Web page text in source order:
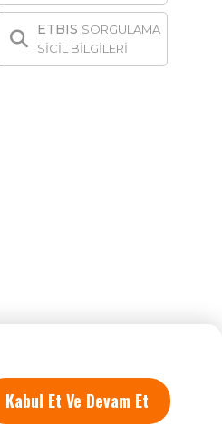
Kabul Et Ve Devam Et
ETBIS SORGULAMA
SİCİL BİLGİLERİ
Tüm hakları saklıdır.